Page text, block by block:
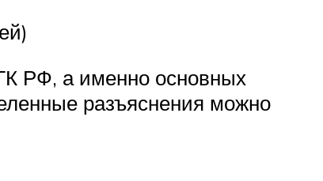
РФ, а именно основных
разъяснения можно